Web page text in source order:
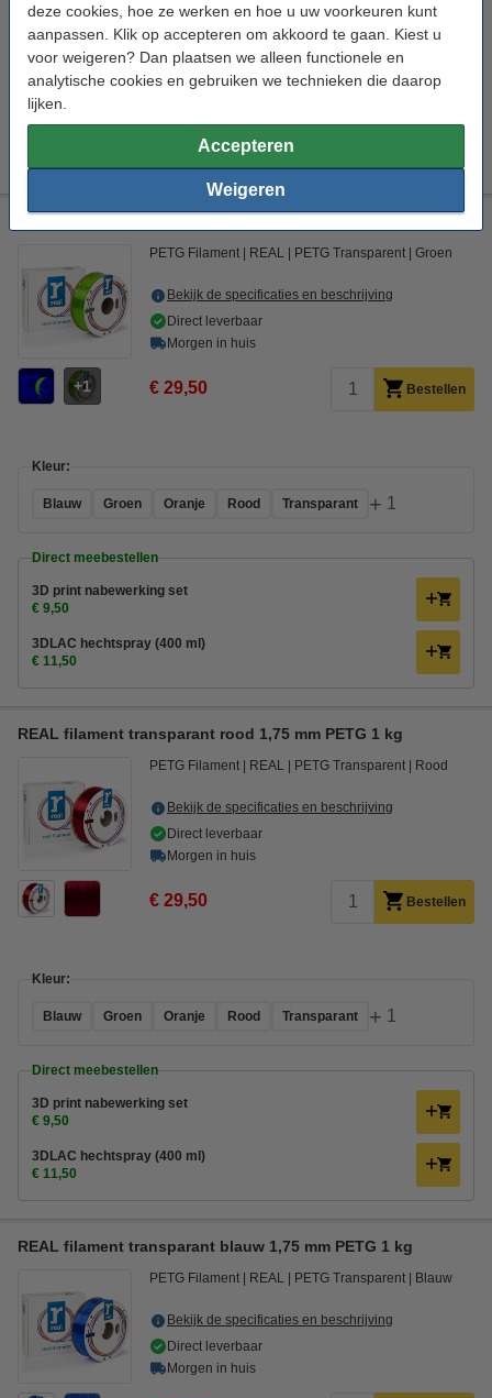
deze cookies, hoe ze werken en hoe u uw voorkeuren kunt
aanpassen. Klik op accepteren om akkoord te gaan. Kiest u
voor weigeren? Dan plaatsen we alleen functionele en
analytische cookies en gebruiken we technieken die daarop
lijken.
Accepteren
Weigeren
Direct meebestellen
3D print nabewerking set
€ 9,50
1
PETG Filament REAL PETG Transparent Groen
Bekijk de specificaties en beschrijving
Direct leverbaar
Morgen in huis
€ 29,50 Bestellen
Kleur:
Blauw Groen Oranje Rood Transparant + 1
Direct meebestellen
3D print nabewerking set
€ 9,50
3DLAC hechtspray (400 ml)
€ 11,50
REAL filament transparant rood 1,75 mm PETG 1 kg
PETG Filament REAL PETG Transparent Rood
Bekijk de specificaties en beschrijving
Direct leverbaar
Morgen in huis
€ 29,50 Bestellen
Kleur:
Blauw Groen Oranje Rood Transparant + 1
Direct meebestellen
3D print nabewerking set
€ 9,50
3DLAC hechtspray (400 ml)
€ 11,50
REAL filament transparant blauw 1,75 mm PETG 1 kg
PETG Filament REAL PETG Transparent Blauw
Bekijk de specificaties en beschrijving
Direct leverbaar
Morgen in huis